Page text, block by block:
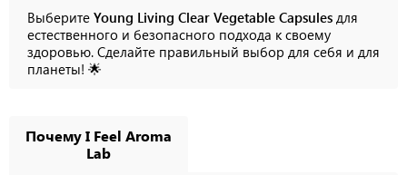
Выберите Young Living Clear Vegetable Capsules для
естественного и безопасного подхода к своему
здоровью. Сделайте правильный выбор для себя и для
планеты! 🌟
Почему I Feel Aroma
Lab